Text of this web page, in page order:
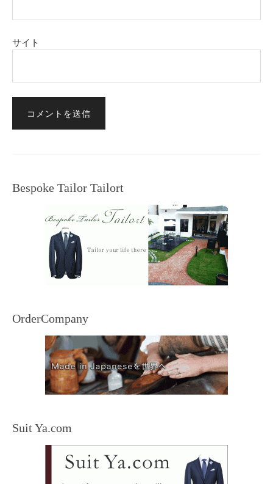
サイト
Bespoke Tailor Tailort
OrderCompany
Suit Ya.com